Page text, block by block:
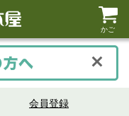
かご
会員登録